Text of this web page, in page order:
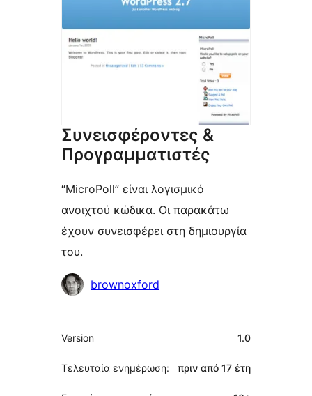
Συνεισφέροντες &
Προγραμματιστές
“MicroPoll” είναι λογισμικό
ανοιχτού κώδικα. Οι παρακάτω
έχουν συνεισφέρει στη δημιουργία
του.
Συντελεστές
brownoxford
Μεταστοιχεία
Version 1.0
Τελευταία ενημέρωση: πριν από 17 έτη